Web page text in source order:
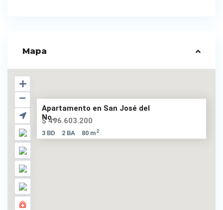
Mapa
Apartamento en San José del
No...
$ 496.603.200
3 BD 2 BA 80 m2